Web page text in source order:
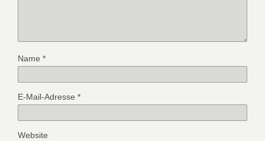
Name *
E-Mail-Adresse *
Website